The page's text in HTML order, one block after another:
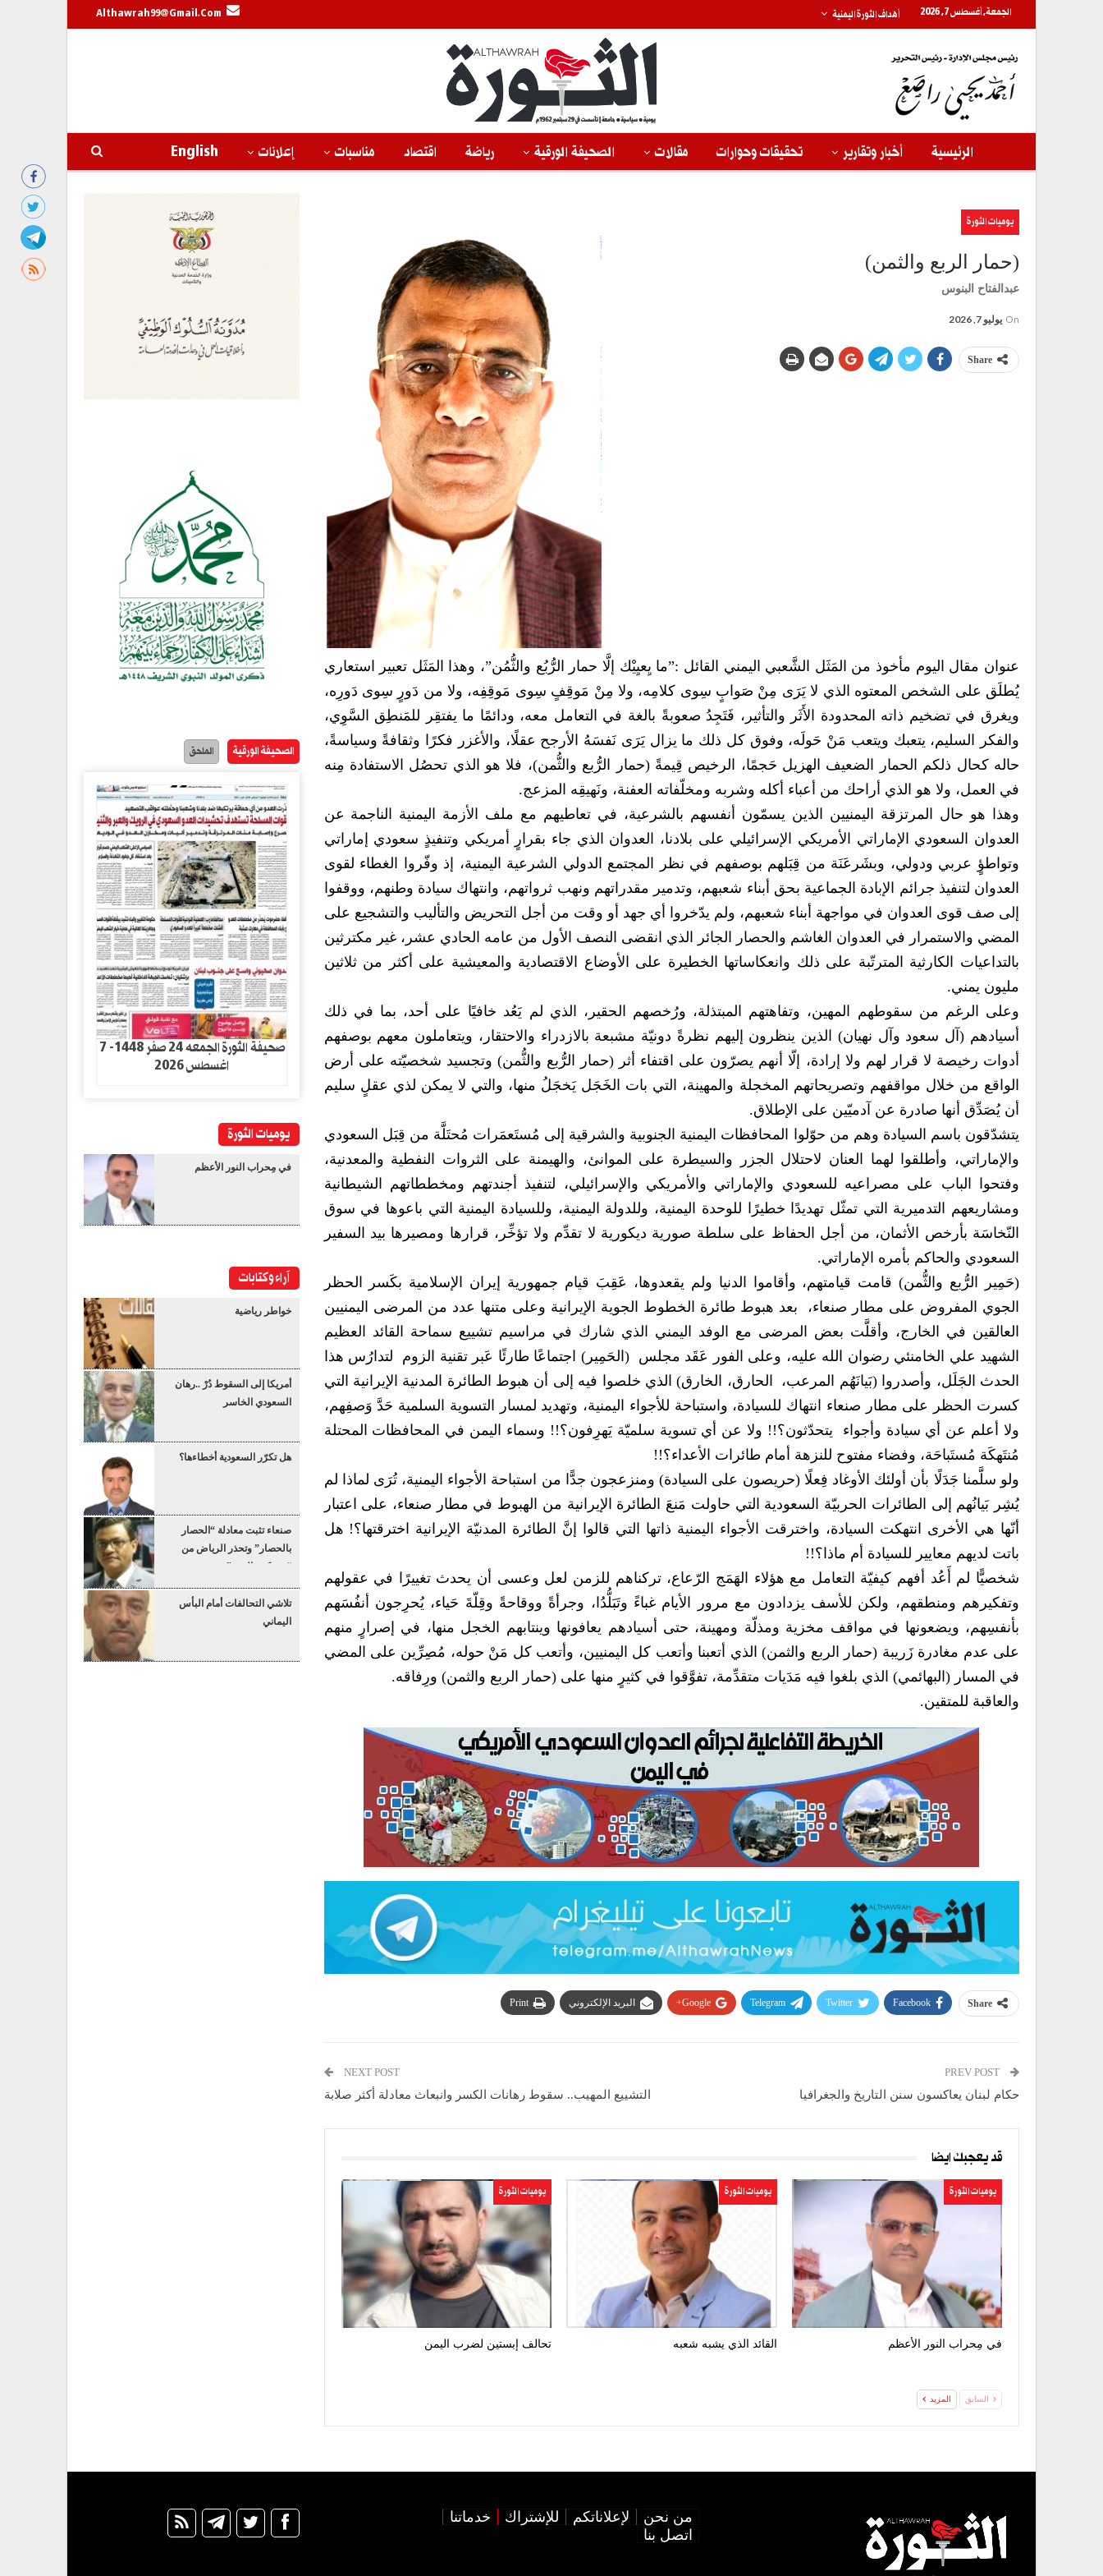
الجمعة, أغسطس 7, 2026 أهداف الثورة اليمنية Althawrah99@gmail.com
الرئيسية أخبار وتقارير تحقيقات وحوارات مقالات الصحيفة الورقية رياضة اقتصاد مناسبات إعلانات English
يوميات الثورة
(حمار الربع والثمن)
عبدالفتاح البنوس
On يوليو 7, 2026
Share
عنوان مقال اليوم مأخوذ من المَثَل الشَّعبي اليمني القائل :”ما يِعيِيْك إلَّا حمار الرُّبُع والثُّمُن”، وهذا المَثَل تعبير استعاري
يُطلَق على الشخص المعتوه الذي لا يَرَى مِنْ صَوابٍ سِوى كلامِه، ولا مِنْ مَوقِفٍ سِوى مَوقِفِه، ولا من دَورٍ سِوى دَورِه،
ويغرق في تضخيم ذاته المحدودة الأَثَر والتأثير، فَتَجِدُ صعوبةً بالغة في التعامل معه، ودائمًا ما يفتقِر للمَنطِق السَّوِي،
والفكر السليم، يتعبك ويتعب مَنْ حَولَه، وفوق كل ذلك ما يزال يَرَى نَفسَهُ الأرجح عقلًا، والأغزر فكرًا وثقافةً وسياسةً،
حاله كحال ذلكم الحمار الضعيف الهزيل حَجمًا، الرخيص قِيمةً (حمار الرُّبع والثُّمن)، فلا هو الذي تحصُل الاستفادة مِنه
في العمل، ولا هو الذي أراحك من أعباء أكله وشربه ومخلّفاته العفنة، ونَهيقِه المزعج.
وهذا هو حال المرتزقة اليمنيين الذين يسمّون أنفسهم بالشرعية، في تعاطيهم مع ملف الأزمة اليمنية الناجمة عن
العدوان السعودي الإماراتي الأمريكي الإسرائيلي على بلادنا، العدوان الذي جاء بقرارٍ أمريكي وتنفيذٍ سعودي إماراتي
وتواطؤٍ عربي ودولي، وبشَرعَنَة من قِبَلهم بوصفهم في نظر المجتمع الدولي الشرعية اليمنية، إذ وفّروا الغطاء لقوى
العدوان لتنفيذ جرائم الإبادة الجماعية بحق أبناء شعبهم، وتدمير مقدراتهم ونهب ثرواتهم، وانتهاك سيادة وطنهم، ووقفوا
إلى صف قوى العدوان في مواجهة أبناء شعبهم، ولم يدّخروا أي جهد أو وقت من أجل التحريض والتأليب والتشجيع على
المضي والاستمرار في العدوان الغاشم والحصار الجائر الذي انقضى النصف الأول من عامه الحادي عشر، غير مكترثين
بالتداعيات الكارثية المترتّبة على ذلك وانعكاساتها الخطيرة على الأوضاع الاقتصادية والمعيشية على أكثر من ثلاثين
مليون يمني.
وعلى الرغم من سقوطهم المهين، وتفاهتهم المبتذلة، ورُخصهم الحقير، الذي لم يَعُد خافيًا على أحد، بما في ذلك
أسيادهم (آل سعود وآل نهيان) الذين ينظرون إليهم نظرةً دونيّة مشبعة بالازدراء والاحتقار، ويتعاملون معهم بوصفهم
أدوات رخيصة لا قرار لهم ولا إرادة، إلّا أنهم يصرّون على اقتفاء أثر (حمار الرُّبع والثُّمن) وتجسيد شخصيّته على أرض
الواقع من خلال مواقفهم وتصريحاتهم المخجلة والمهينة، التي بات الخَجَل يَخجَلُ منها، والتي لا يمكن لذي عقلٍ سليم
أن يُصَدِّق أنها صادرة عن آدميّين على الإطلاق.
يتشدّقون باسم السيادة وهم من حوّلوا المحافظات اليمنية الجنوبية والشرقية إلى مُستَعمَرات مُحتَلَّة من قِبَل السعودي
والإماراتي، وأطلقوا لهما العنان لاحتلال الجزر والسيطرة على الموانئ، والهيمنة على الثروات النفطية والمعدنية،
وفتحوا الباب على مصراعيه للسعودي والإماراتي والأمريكي والإسرائيلي، لتنفيذ أجندتهم ومخططاتهم الشيطانية
ومشاريعهم التدميرية التي تمثّل تهديدًا خطيرًا للوحدة اليمنية، وللدولة اليمنية، وللسيادة اليمنية التي باعوها في سوق
النّخاسَة بأرخص الأثمان، من أجل الحفاظ على سلطة صورية ديكورية لا تقدِّم ولا تؤخِّر، قرارها ومصيرها بيد السفير
السعودي والحاكم بأمره الإماراتي.
(حَمِير الرُّبع والثُّمن) قامت قيامتهم، وأقاموا الدنيا ولم يقعدوها، عَقِبَ قيام جمهورية إيران الإسلامية بكَسر الحظر
الجوي المفروض على مطار صنعاء، بعد هبوط طائرة الخطوط الجوية الإيرانية وعلى متنها عدد من المرضى اليمنيين
العالقين في الخارج، وأقلَّت بعض المرضى مع الوفد اليمني الذي شارك في مراسيم تشييع سماحة القائد العظيم
الشهيد علي الخامنئي رضوان الله عليه، وعلى الفور عَقَد مجلس (الحَمِير) اجتماعًا طارئًا عَبر تقنية الزوم لتدارُس هذا
الحدث الجَلَل، وأصدروا (بَيانَهُم المرعب، الحارق، الخارق) الذي خلصوا فيه إلى أن هبوط الطائرة المدنية الإيرانية التي
كسرت الحظر على مطار صنعاء انتهاك للسيادة، واستباحة للأجواء اليمنية، وتهديد لمسار التسوية السلمية حَدَّ وَصفِهم،
ولا أعلم عن أي سيادة وأجواء يتحدّثون؟!! ولا عن أي تسوية سلميّة يَهرِفون؟!! وسماء اليمن في المحافظات المحتلة
مُنتَهكَة مُستَباحَة، وفضاء مفتوح للنزهة أمام طائرات الأعداء؟!!
ولو سلَّمنا جَدَلًا بأن أولئك الأوغاد فِعلًا (حريصون على السيادة) ومنزعجون جدًّا من استباحة الأجواء اليمنية، تُرَى لماذا لم
يُشِر بَيانُهم إلى الطائرات الحربيّة السعودية التي حاولت مَنعَ الطائرة الإيرانية من الهبوط في مطار صنعاء، على اعتبار
أنّها هي الأخرى انتهكت السيادة، واخترقت الأجواء اليمنية ذاتها التي قالوا إنَّ الطائرة المدنيّة الإيرانية اخترقتها؟! هل
باتت لديهم معايير للسيادة أم ماذا؟!!
شخصيًّا لم أَعُد أفهم كيفيّة التعامل مع هؤلاء الهَمَج الرّعاع، تركناهم للزمن لعل وعسى أن يحدث تغييرًا في عقولهم
وتفكيرهم ومنطقهم، ولكن للأسف يزدادون مع مرور الأيام غباءً وتَبَلُّدُا، وجرأةً ووقاحةً وقِلّةَ حَياء، يُحرِجون أنفُسَهم
بأنفسِهم، ويضعونها في مواقف مخزية ومذلّة ومهينة، حتى أسيادهم يعافونها وينتابهم الخجل منها، في إصرارٍ منهم
على عدم مغادرة زَريبة (حمار الربع والثمن) الذي أتعبنا وأتعب كل اليمنيين، وأتعب كل مَنْ حوله، مُصِرِّين على المضي
في المسار (البهائمي) الذي بلغوا فيه مَدَيات متقدِّمة، تفوَّقوا في كثيرٍ منها على (حمار الربع والثمن) ورِفاقه.
والعاقبة للمتقين.
Share
Facebook
Twitter
Telegram
Google+ البريد الإلكتروني Print
حكام لبنان يعاكسون سنن التاريخ والجغرافيا
NEXT POST
التشييع المهيب.. سقوط رهانات الكسر وانبعاث معادلة أكثر صلابة
قد يعجبك ايضا
يوميات الثورة
في مِحراب النور الأعظم
يوميات الثورة
القائد الذي يشبه شعبه
يوميات الثورة
تحالف إبستين لضرب اليمن
السابق المزيد
الصحيفة الورقية الملحق
صحيفة الثورة الجمعه 24 صفر 1448- 7
اغسطس 2026
يوميات الثورة
في مِحراب النور الأعظم
آراء وكتابات
خواطر رياضية
أمريكا إلى السقوط دُرْ ..رهان
السعودي الخاسر
هل تكرّر السعودية أخطاءها؟
صنعاء تثبت معادلة “الحصار
بالحصار” وتحذر الرياض من
“عسكرة البحر”
تلاشي التحالفات أمام البأس
اليماني
من نحن لإعلاناتكم للإشتراك
خدماتنا
اتصل بنا